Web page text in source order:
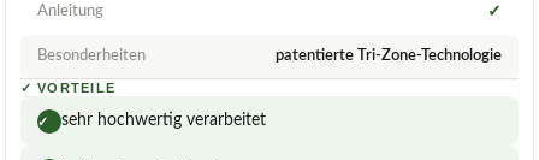
Anleitung ✓
Besonderheiten patentierte Tri-Zone-Technologie
✓ VORTEILE
✓ sehr hochwertig verarbeitet